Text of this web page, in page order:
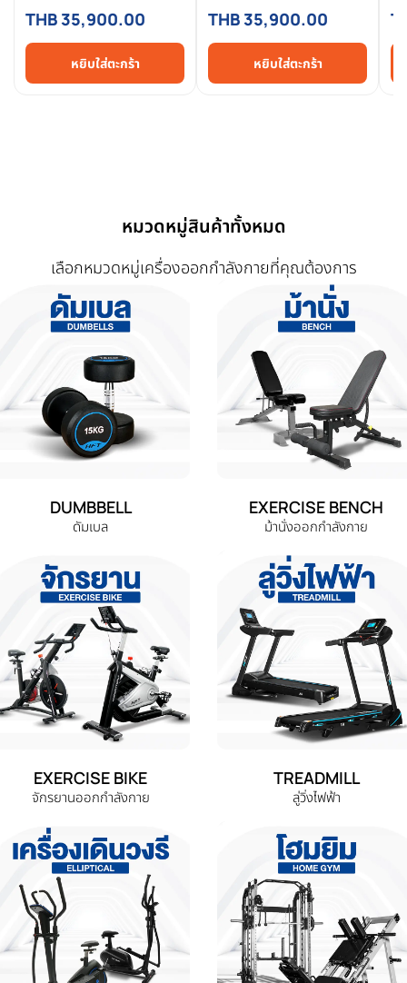
THB 35,900.00
หยิบใส่ตะกร้า
สายเคเบิลบริหารปีก ปรับได้
หลายมุมสำหรับสร้างกล้ามเนื้อ
หลังแบบเต็มประสิทธิภาพ
THB 35,900.00
หยิบใส่ตะกร้า
หมวดหมู่สินค้าทั้งหมด
เลือกหมวดหมู่เครื่องออกกำลังกายที่คุณต้องการ
DUMBBELL
ดัมเบล
EXERCISE BENCH
ม้านั่งออกกำลังกาย
EXERCISE BIKE
จักรยานออกกำลังกาย
TREADMILL
ลู่วิ่งไฟฟ้า